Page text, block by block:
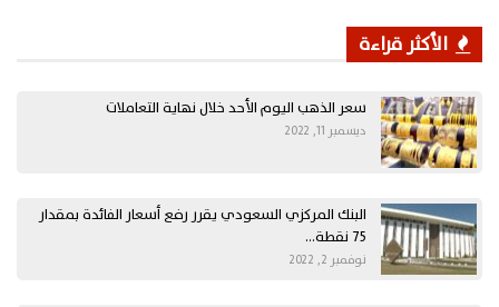
الأكثر قراءة
سعر الذهب اليوم الأحد خلال نهاية التعاملات
ديسمبر 11, 2022
البنك المركزي السعودي يقرر رفع أسعار الفائدة بمقدار
75 نقطة…
نوفمبر 2, 2022